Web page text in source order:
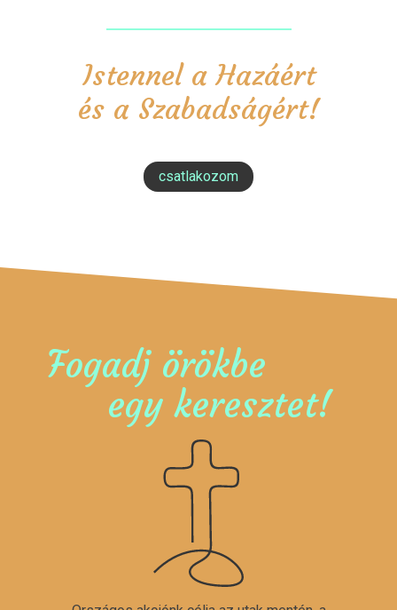
Istennel a Hazáért
és a Szabadságért!
csatlakozom
Fogadj örökbe
egy keresztet!